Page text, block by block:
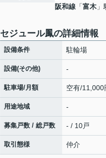
阪和線 「富木
セジュール鳳の詳細情報
設備条件 駐輪場
設備(その他) -
駐車場/月額 空有/11,000
用途地域 -
募集戸数 / 総戸数 - / 10戸
取引態様 仲介